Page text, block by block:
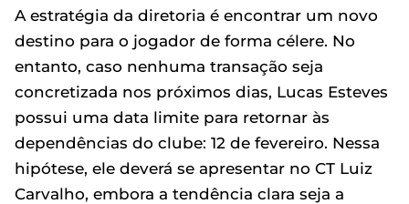
A estratégia da diretoria é encontrar um novo
destino para o jogador de forma célere. No
entanto, caso nenhuma transação seja
concretizada nos próximos dias, Lucas Esteves
possui uma data limite para retornar às
dependências do clube: 12 de fevereiro. Nessa
hipótese, ele deverá se apresentar no CT Luiz
Carvalho, embora a tendência clara seja a